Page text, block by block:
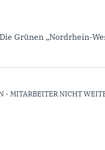
Grünen „Nordrhein-
- MITARBEITER NICHT